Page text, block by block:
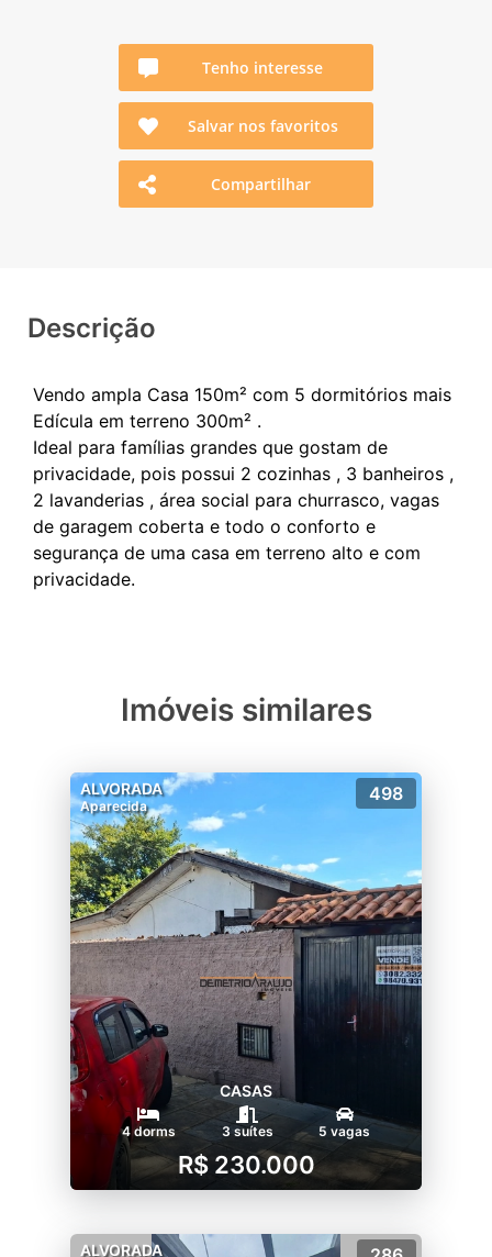
Tenho interesse
Salvar nos favoritos
Compartilhar
Descrição
Vendo ampla Casa 150m² com 5 dormitórios mais
Edícula em terreno 300m² .
Ideal para famílias grandes que gostam de
privacidade, pois possui 2 cozinhas , 3 banheiros ,
2 lavanderias , área social para churrasco, vagas
de garagem coberta e todo o conforto e
segurança de uma casa em terreno alto e com
Imóveis similares
ALVORADA
Aparecida
498
CASAS
4 dorms 3 suítes 5 vagas
R$ 230.000
ALVORADA